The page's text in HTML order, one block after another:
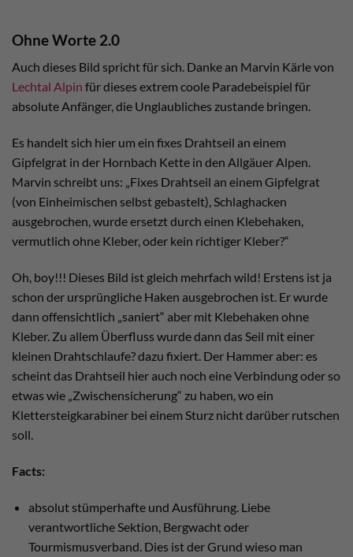
Ohne Worte 2.0
Auch dieses Bild spricht für sich. Danke an Marvin Kärle von
Lechtal Alpin für dieses extrem coole Paradebeispiel für
absolute Anfänger, die Unglaubliches zustande bringen.
Es handelt sich hier um ein fixes Drahtseil an einem
Gipfelgrat in der Hornbach Kette in den Allgäuer Alpen.
Marvin schreibt uns: „Fixes Drahtseil an einem Gipfelgrat
(von Einheimischen selbst gebastelt), Schlaghacken
ausgebrochen, wurde ersetzt durch einen Klebehaken,
vermutlich ohne Kleber, oder kein richtiger Kleber?“
Oh, boy!!! Dieses Bild ist gleich mehrfach wild! Erstens ist ja
schon der ursprüngliche Haken ausgebrochen ist. Er wurde
dann offensichtlich „saniert“ aber mit Klebehaken ohne
Kleber. Zu allem Überfluss wurde dann das Seil mit einer
kleinen Drahtschlaufe? dazu fixiert. Der Hammer aber: es
scheint das Drahtseil hier auch noch eine Verbindung oder so
etwas wie „Zwischensicherung“ zu haben, wo ein
Klettersteigkarabiner bei einem Sturz nicht darüber rutschen
soll.
Facts:
absolut stümperhafte und Ausführung. Liebe
verantwortliche Sektion, Bergwacht oder
Tourmismusverband. Dies ist der Grund wieso man